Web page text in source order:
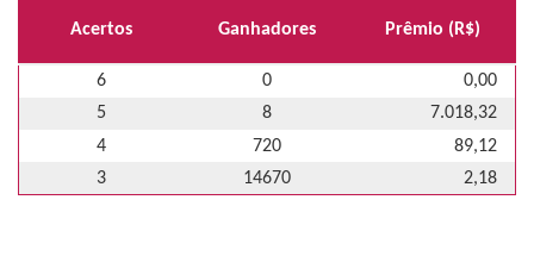
Acertos Ganhadores Prêmio (R$)
6 0
0,00
5
8
7.018,32
4
720
89,12
3
14670 2,18